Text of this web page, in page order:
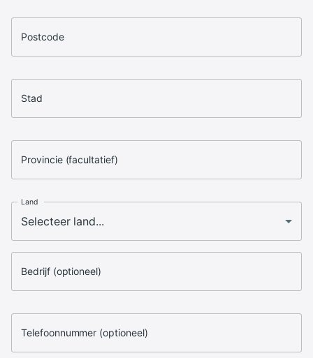
Postcode
Stad
Provincie (facultatief)
Land
Bedrijf (optioneel)
Telefoonnummer (optioneel)